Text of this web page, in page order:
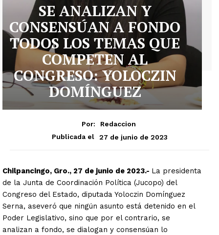
SE ANALIZAN Y
CONSENSÚAN A FONDO
TODOS LOS TEMAS QUE
COMPETEN AL
CONGRESO: YOLOCZIN
DOMÍNGUEZ
Por:
Redaccion
Publicada el
27 de junio de 2023
Chilpancingo, Gro., 27 de junio de 2023.- La presidenta
de la Junta de Coordinación Política (Jucopo) del
Congreso del Estado, diputada Yoloczin Domínguez
Serna, aseveró que ningún asunto está detenido en el
Poder Legislativo, sino que por el contrario, se
analizan a fondo, se dialogan y consensúan lo